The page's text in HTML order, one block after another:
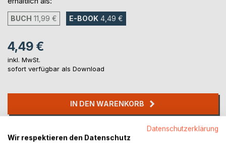
BUCH 11,99 € E-BOOK 4,49 €
4,49 €
inkl. MwSt.
sofort verfügbar als Download
IN DEN WARENKORB
Auf die Merkliste
Datenschutzerklärung
Wir respektieren den Datenschutz